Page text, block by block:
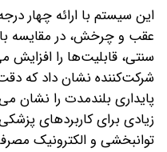
این سیستم با ارائه چهار
پایداری بلندمدت را نشان
زیادی برای کاربردهای
توانبخشی و الکترونیک